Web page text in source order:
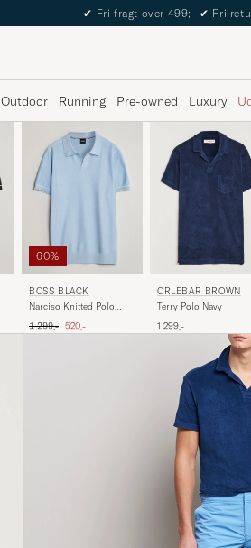
The Care of Carl
Outdoor Running Pre-owned Luxury
60%
BOSS BLACK
Narciso Knitted Polo
Ordinary pris
1 299,- Nedsat pris
520,-
ORLEBAR BROWN
Terry Polo Navy
1 299,-